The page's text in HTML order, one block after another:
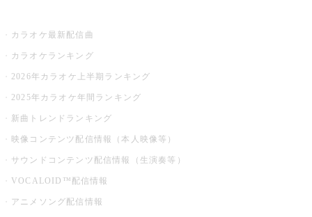
カラオケ最新配信曲
カラオケランキング
2026年カラオケ上半期ランキング
2025年カラオケ年間ランキング
新曲トレンドランキング
映像コンテンツ配信情報（本人映像等）
サウンドコンテンツ配信情報（生演奏等）
VOCALOID™配信情報
アニメソング配信情報